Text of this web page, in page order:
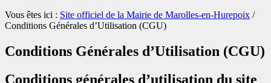
Vous êtes ici : Site officiel de la Mairie de Marolles-en-Hurepoix /
Conditions Générales d’Utilisation (CGU)
Conditions Générales d’Utilisation (CGU)
Conditions générales d’utilisation du site